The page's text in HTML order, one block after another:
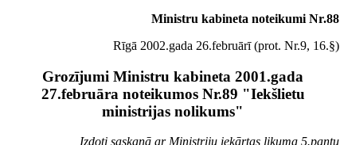
Ministru kabineta noteikumi Nr.88
Rīgā 2002.gada 26.februārī (prot. Nr.9, 16.§)
Grozījumi Ministru kabineta 2001.gada
27.februāra noteikumos Nr.89 "Iekšlietu
ministrijas nolikums"
Izdoti saskaņā ar Ministriju iekārtas likuma 5.pantu